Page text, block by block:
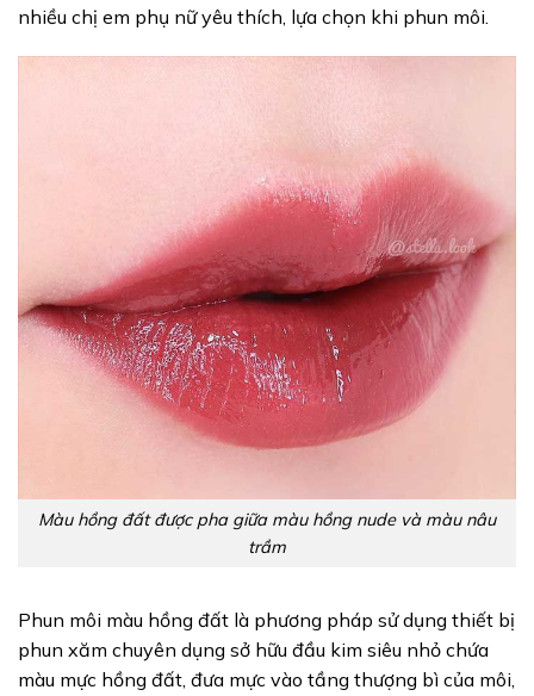
nhiều chị em phụ nữ yêu thích, lựa chọn khi phun môi.
Màu hồng đất được pha giữa màu hồng nude và màu nâu
trầm
Phun môi màu hồng đất là phương pháp sử dụng thiết bị
phun xăm chuyên dụng sở hữu đầu kim siêu nhỏ chứa
màu mực hồng đất, đưa mực vào tầng thượng bì của môi,